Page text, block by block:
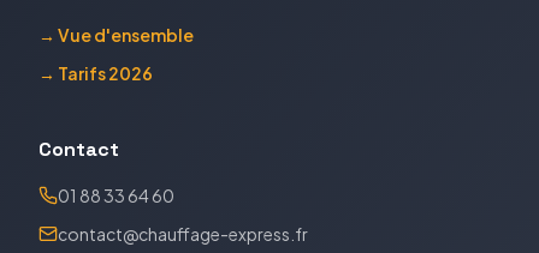
→ Vue d'ensemble
→ Tarifs 2026
Contact
01 88 33 64 60
contact@chauffage-express.fr